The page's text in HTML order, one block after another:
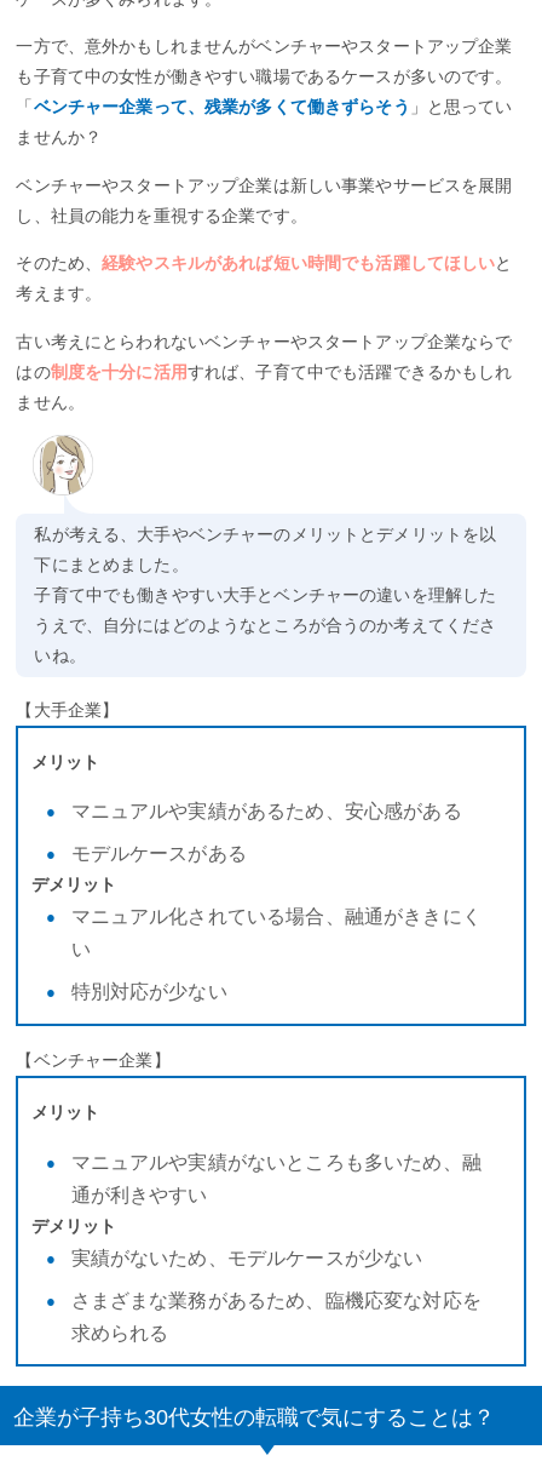
一方で、意外かもしれませんがベンチャーやスタートアップ企業
も子育て中の女性が働きやすい職場であるケースが多いのです。
「 ベンチャー企業って、残業が多くて働きずらそう 」と思ってい
ませんか？
ベンチャーやスタートアップ企業は新しい事業やサービスを展開
し、社員の能力を重視する企業です。
そのため、経験やスキルがあれば短い時間でも活躍してほしいと
考えます。
古い考えにとらわれないベンチャーやスタートアップ企業ならで
はの制度を十分に活用すれば、子育て中でも活躍できるかもしれ
ません。
私が考える、大手やベンチャーのメリットとデメリットを以
下にまとめました。
子育て中でも働きやすい大手とベンチャーの違いを理解した
うえで、自分にはどのようなところが合うのか考えてくださ
いね。
【大手企業】
メリット
マニュアルや実績があるため、安心感がある
モデルケースがある
デメリット
マニュアル化されている場合、融通がききにく
い
特別対応が少ない
【ベンチャー企業】
メリット
マニュアルや実績がないところも多いため、融
通が利きやすい
デメリット
実績がないため、モデルケースが少ない
さまざまな業務があるため、臨機応変な対応を
求められる
企業が子持ち30代女性の転職で気にすることは？